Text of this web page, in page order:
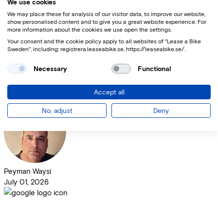
direkt. Självklart kan du använda din förmånscykel för att både
pendla till jobbet och på din fritid - du väljer själv!
Övertyga din arbetsgivare
4.7
Peyman Waysi
July 01, 2026
We may place these for analysis of our visitor data, to improve our website,
show personalised content and to give you a great website experience. For
more information about the cookies we use open the settings.
Your consent and the cookie policy apply to all websites of "Lease a Bike
Sweden", including: registrera.leaseabike.se, https://leaseabike.se/.
Necessary Functional
Accept all
No, adjust Deny